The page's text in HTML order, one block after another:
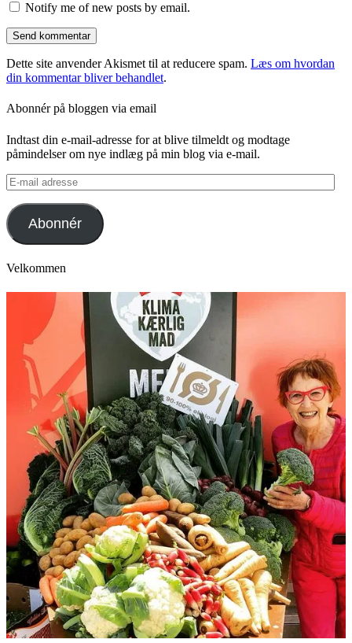
Notify me of new posts by email.
Dette site anvender Akismet til at reducere spam. Læs om hvordan
din kommentar bliver behandlet.
Abonnér på bloggen via email
Indtast din e-mail-adresse for at blive tilmeldt og modtage
påmindelser om nye indlæg på min blog via e-mail.
E-
mail
adresse
Abonnér
Velkommen